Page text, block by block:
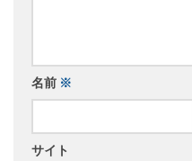
名前 ※
サイト